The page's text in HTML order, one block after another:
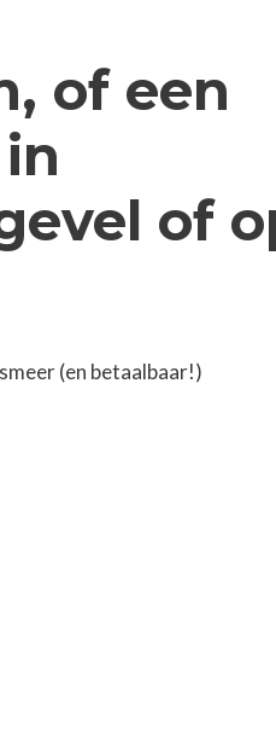
of een
of
(en betaalbaar!)